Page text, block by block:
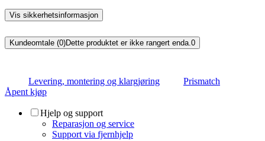
Vis sikkerhetsinformasjon
Kundeomtale (0)Dette produktet er ikke rangert enda. 0
Levering, montering og klargjøring
Prismatch
Åpent kjøp
Hjelp og support
Reparasjon og service
Support via fjernhjelp